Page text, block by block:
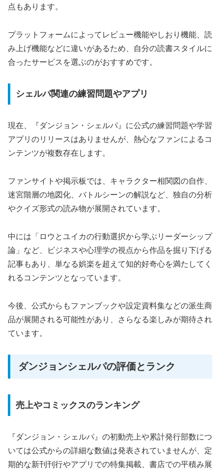
点もあります。
プラットフォームによってレビュー機能やしおり機能、読
み上げ機能などに違いがあるため、自分の読書スタイルに
合ったサービスを選ぶのがおすすめです。
シェルパ関連の練習問題やアプリ
現在、『ダンジョン・シェルパ』に公式の練習問題や学習
アプリのリリースはありませんが、熱心なファンによるコ
ンテンツが複数存在します。
ファンサイトや掲示板では、キャラクター相関図の自作、
迷宮階層の地図化、バトルシーンの解説など、独自の分析
やクイズ形式の読み物が展開されています。
中には「ロウとユイカの行動選択から学ぶリーダーシップ
論」など、ビジネスや心理学の視点から作品を掘り下げる
記事もあり、単なる娯楽を超えて知的好奇心を満たしてく
れるコンテンツとなっています。
今後、公式からもファンブックや設定資料集などの派生商
品が展開される可能性があり、さらなる楽しみが期待され
ています。
ダンジョンシェルパの評価とランク
売上やコミックスのランキング
『ダンジョン・シェルパ』の初動売上や累計発行部数につ
いては公式からの詳細な数値は発表されていませんが、定
期的な新刊刊行やアプリでの特集掲載、書店での平積み展